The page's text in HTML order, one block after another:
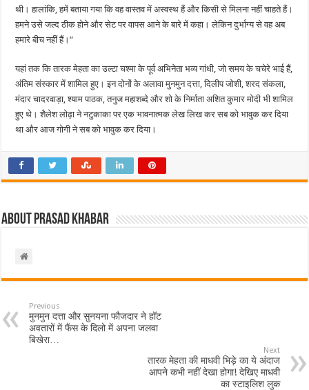
थी। हालांकि, हमें बताया गया कि वह वास्तव में अस्वस्थ हैं और किसी से मिलना नहीं चाहते हैं।
हमने उसे जल्द ठीक होने और सेट पर वापस आने के बारे में कहा। लेकिन दुर्भाग्य से वह अब
हमारे बीच नहीं हैं।”
यहां तक कि तारक मेहता का उल्टा चश्मा के पूर्व अभिनेता भव्य गांधी, जो समय के चचेरे भाई हैं,
अंतिम संस्कार में शामिल हुए। इन दोनों के अलावा मुनमुन दत्ता, दिलीप जोशी, शरद संकला,
मंदार चादरवाड़ा, श्याम पाठक, तनुज महाशब्दे और शो के निर्माता अशित कुमार मोदी भी शामिल
हुए थे। शैलेश लोढ़ा ने नटुकाका पर एक भावनात्मक लेख लिख कर सब को भावुक कर दिया
था और आज गोगी ने सब को भावुक कर दिया।
About Prasad Khabar
Previous
मुनमुन दत्ता और सुनयना फौजदार ने हॉट
अवतारों में फैंस के दिलो में अपना जलवा
बिखेरा…
Next
तारक मेहता की माधवी भिड़े का ये अंदाज
आपने कभी नहीं देखा होगा! देखिए माधवी
का स्टाइलिश लुक